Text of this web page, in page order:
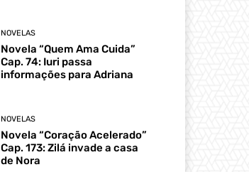
NOVELAS
Novela “Quem Ama Cuida”
Cap. 74: Iuri passa
informações para Adriana
NOVELAS
Novela “Coração Acelerado”
Cap. 173: Zilá invade a casa
de Nora